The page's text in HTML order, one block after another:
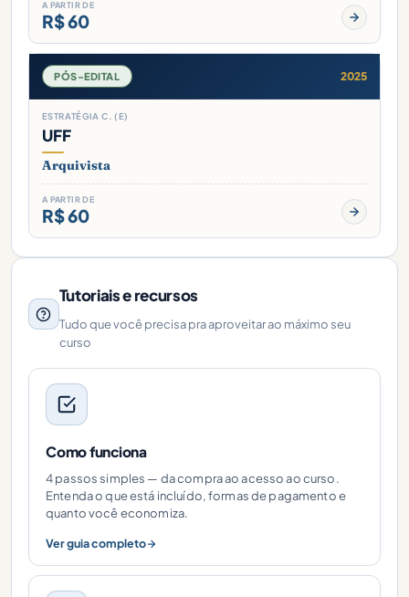
A PARTIR DE
R$ 60
PÓS-EDITAL 2025
ESTRATÉGIA C. (E)
UFF
Arquivista
A PARTIR DE
R$ 60
Tutoriais e recursos
Tudo que você precisa pra aproveitar ao máximo seu
curso
Como funciona
4 passos simples — da compra ao acesso ao curso.
Entenda o que está incluído, formas de pagamento e
quanto você economiza.
Ver guia completo